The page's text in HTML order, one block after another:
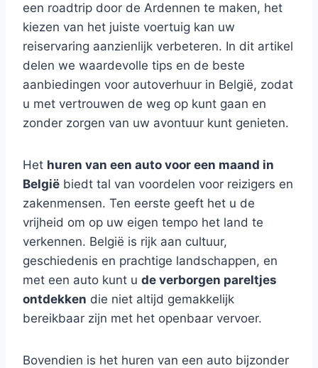
een roadtrip door de Ardennen te maken, het
kiezen van het juiste voertuig kan uw
reiservaring aanzienlijk verbeteren. In dit artikel
delen we waardevolle tips en de beste
aanbiedingen voor autoverhuur in België, zodat
u met vertrouwen de weg op kunt gaan en
zonder zorgen van uw avontuur kunt genieten.
Het huren van een auto voor een maand in
België biedt tal van voordelen voor reizigers en
zakenmensen. Ten eerste geeft het u de
vrijheid om op uw eigen tempo het land te
verkennen. België is rijk aan cultuur,
geschiedenis en prachtige landschappen, en
met een auto kunt u de verborgen pareltjes
ontdekken die niet altijd gemakkelijk
bereikbaar zijn met het openbaar vervoer.
Bovendien is het huren van een auto bijzonder